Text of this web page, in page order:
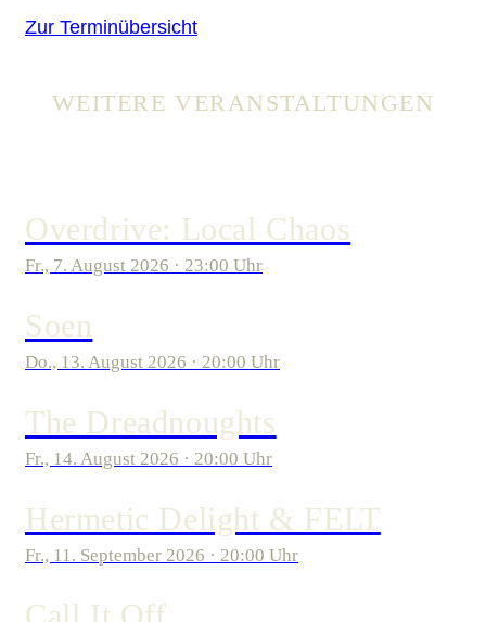
Zur Terminübersicht
WEITERE VERANSTALTUNGEN
Overdrive: Local Chaos
Fr., 7. August 2026 · 23:00 Uhr
Soen
Do., 13. August 2026 · 20:00 Uhr
The Dreadnoughts
Fr., 14. August 2026 · 20:00 Uhr
Hermetic Delight & FELT
Fr., 11. September 2026 · 20:00 Uhr
Call It Off